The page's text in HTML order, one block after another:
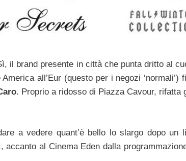
il brand presente in città che punta dritto al
all’Eur (questo per i negozi ‘normali’)
. Proprio a ridosso di Piazza Cavour, rifatta
a vedere quant’è bello lo slargo dopo
al Cinema Eden dalla